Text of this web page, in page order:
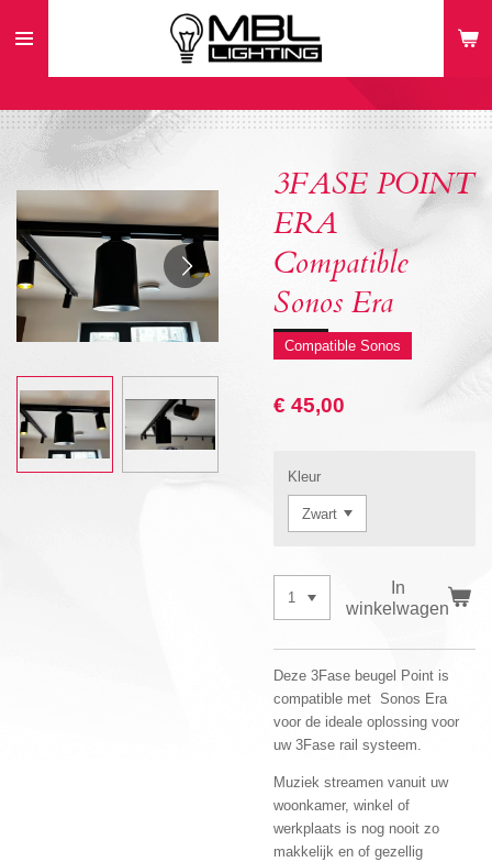
direct
hoofdinhoud
3FASE POINT
ERA
Compatible
Sonos Era
Compatible Sonos
€ 45,00
Kleur
In
winkelwagen
Deze 3Fase beugel Point is
compatible met Sonos Era
voor de ideale oplossing voor
uw 3Fase rail systeem.
Muziek streamen vanuit uw
woonkamer, winkel of
werkplaats is nog nooit zo
makkelijk en of gezellig